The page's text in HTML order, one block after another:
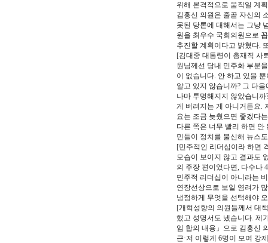
위해 본격적으로 움직일 계
김홍신 의원은 줄곧 자신의
못된 당론에 대해서는 그냥
원을 최우수 국회의원으로
추진할 계획이다고 밝혔다.
[김대중 대통령이 총재직 사
원님께선 당내 민주화 부분
이 없습니다. 안 하고 있을
알고 있지 않습니까? 그 다
나마 투명해지지 않았습니
게 버려지는 게 아니거든요.
요는 조금 늦췄으면 좋겠다
다른 쪽은 너무 빨리 하면 안
민들이 정치를 불신해 뉴스
[민주적인 리더십이라 하면
모습이 보이지 않고 결과도
의 주장 편이었다면, 다수나
민주적 리더십이 아니라는
연장선상으로 보일 염려가
냉정하게 무엇을 선택해야
[개혁성향의 의원들께서 대
했고 성명서도 냈습니다. 제
임 합의 내용」으로 김홍신
근·저 이렇게 6명이 모여 강